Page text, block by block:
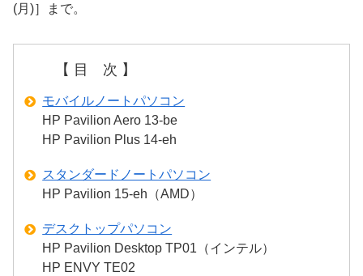
(月)］まで。
【 目 次 】
モバイルノートパソコン
HP Pavilion Aero 13-be
HP Pavilion Plus 14-eh
スタンダードノートパソコン
HP Pavilion 15-eh（AMD）
デスクトップパソコン
HP Pavilion Desktop TP01（インテル）
HP ENVY TE02